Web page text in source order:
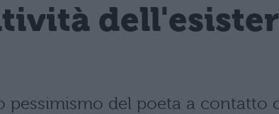
pessimismo del poeta a contatto